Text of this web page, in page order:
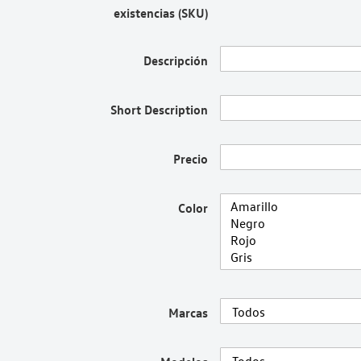
existencias (SKU)
Descripción
Short Description
Precio
Color
Marcas